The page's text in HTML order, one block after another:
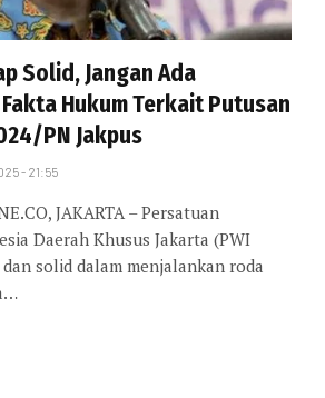
Solid, Jangan Ada
Hukum Terkait Putusan
PN Jakpus
- 21:55
JAKARTA – Persatuan
Daerah Khusus Jakarta (PWI
solid dalam menjalankan roda